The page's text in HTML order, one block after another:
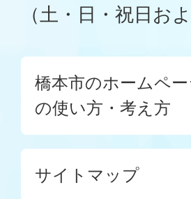
（土・日・祝日お
橋本市のホームペー
の使い方・考え方
サイトマップ